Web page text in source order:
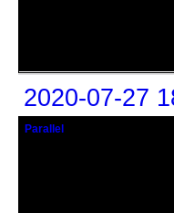
2020-07-27
Parallel